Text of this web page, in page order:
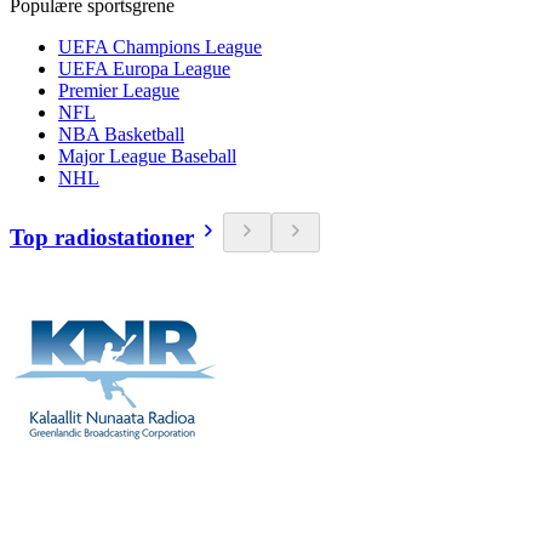
Populære sportsgrene
UEFA Champions League
UEFA Europa League
Premier League
NFL
NBA Basketball
Major League Baseball
NHL
Top radiostationer